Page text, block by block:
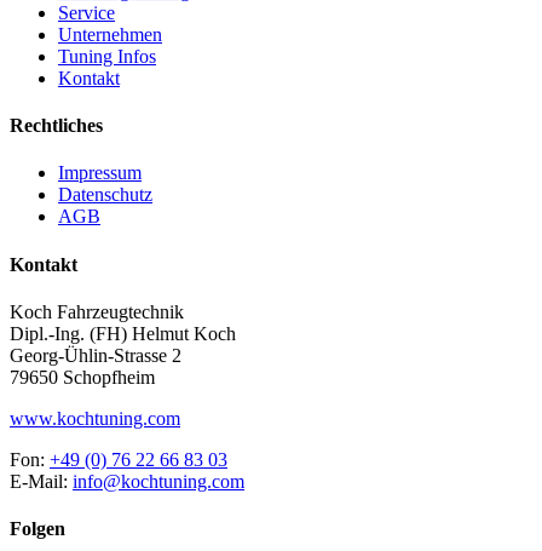
Service
Unternehmen
Tuning Infos
Kontakt
Rechtliches
Impressum
Datenschutz
AGB
Kontakt
Koch Fahrzeugtechnik
Dipl.-Ing. (FH) Helmut Koch
Georg-Ühlin-Strasse 2
79650 Schopfheim
www.kochtuning.com
Fon: +49 (0) 76 22 66 83 03
E-Mail: info@kochtuning.com
Folgen